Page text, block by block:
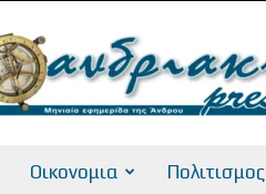
Οικονομια Πολιτισμος